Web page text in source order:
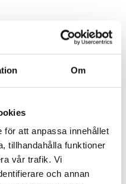
Om
för att anpassa innehållet
tillhandahålla funktioner
vår trafik. Vi
och annan